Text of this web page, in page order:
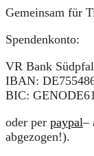
Gemeinsam für
Spendenkonto:
VR Bank
IBAN:
BIC:
oder per paypal–
abgezogen!).